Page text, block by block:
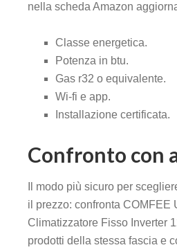
nella scheda Amazon
Classe energetica.
Potenza in btu.
Gas r32 o equivalente.
Wi-fi e app.
Installazione certificata.
Confronto con
Il modo più sicuro per
il prezzo: confronta COMFEE
Climatizzatore Fisso Inverter
prodotti della stessa fascia e